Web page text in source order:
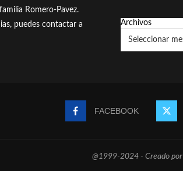
Romero-Pavez.
puedes contactar a
Archivos
FACEBOOK
@1999-2024 - Creado por